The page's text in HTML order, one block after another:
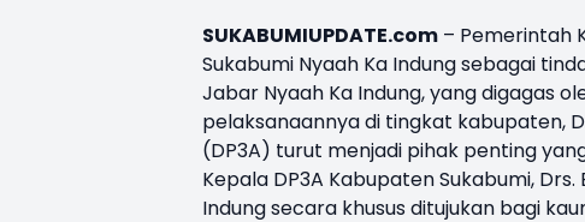
SUKABUMIUPDATE.com – Pemerintah
Sukabumi Nyaah Ka Indungsebagai
Jabar Nyaah Ka Indung, yang digagas
pelaksanaannya di tingkat kabupaten,
(DP3A) turut menjadi pihak penting
Kepala DP3A Kabupaten Sukabumi,
Indung secara khusus ditujukan bagi